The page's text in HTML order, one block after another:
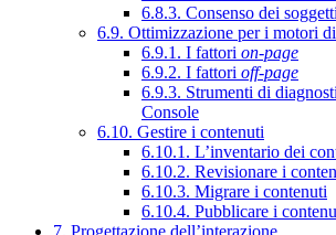
6.8.3. Consenso dei
6.9. Ottimizzazione per i motori
6.9.1. I fattori on-page
6.9.2. I fattori off-page
6.9.3. Strumenti di
Console
6.10. Gestire i contenuti
6.10.1. L’inventario dei
6.10.2. Revisionare i
6.10.3. Migrare i contenuti
6.10.4. Pubblicare i
7. Progettazione dell’interazione